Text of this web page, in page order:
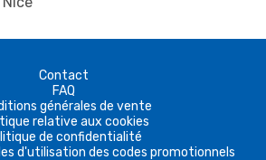
Contact
FAQ
générales de vente
relative aux cookies
de confidentialité
d'utilisation des codes promotionnels